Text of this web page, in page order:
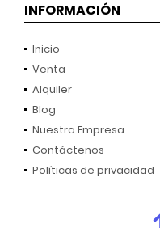
INFORMACIÓN
Inicio
Venta
Alquiler
Blog
Nuestra Empresa
Contáctenos
Políticas de privacidad